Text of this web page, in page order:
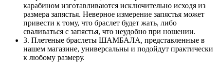
карабином изготавливаются исключительно исходя из
размера запястья. Неверное измерение запястья может
привести к тому, что браслет будет жать, либо
сваливаться с запястья, что неудобно при ношении.
3. Плетеные браслеты ШАМБАЛА, представленные в
нашем магазине, универсальны и подойдут практически
к любому размеру.